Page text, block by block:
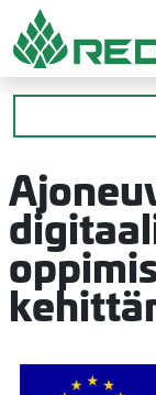
Siirry sivusisältöön